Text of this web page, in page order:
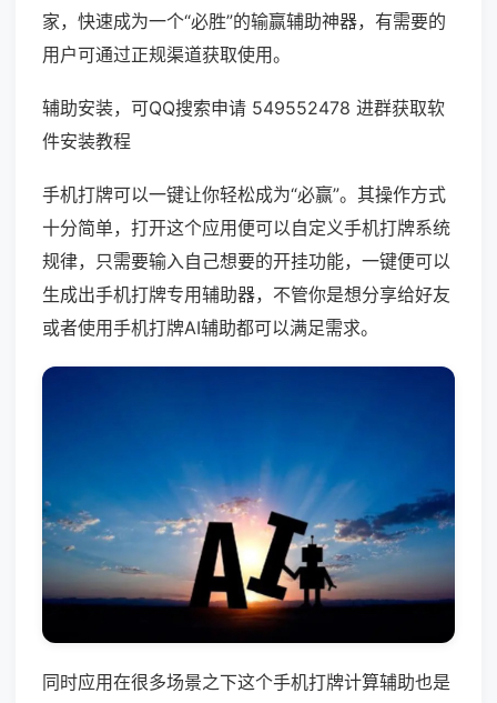
家，快速成为一个“必胜”的输赢辅助神器，有需要的
用户可通过正规渠道获取使用。
辅助安装，可QQ搜索申请 549552478 进群获取软
件安装教程
手机打牌可以一键让你轻松成为“必赢”。其操作方式
十分简单，打开这个应用便可以自定义手机打牌系统
规律，只需要输入自己想要的开挂功能，一键便可以
生成出手机打牌专用辅助器，不管你是想分享给好友
或者使用手机打牌AI辅助都可以满足需求。
同时应用在很多场景之下这个手机打牌计算辅助也是